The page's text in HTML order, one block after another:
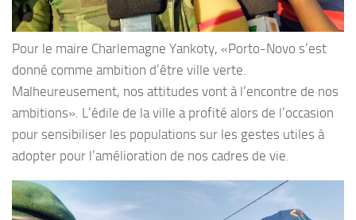
Pour le maire Charlemagne Yankoty, «Porto-Novo s’est
donné comme ambition d’être ville verte.
Malheureusement, nos attitudes vont à l’encontre de nos
ambitions». L’édile de la ville a profité alors de l’occasion
pour sensibiliser les populations sur les gestes utiles à
adopter pour l’amélioration de nos cadres de vie.